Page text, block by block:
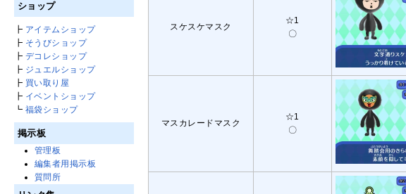
スケスケマスク
☆1
〇
マスカレードマスク
☆1
〇
ショップ
┣ アイテムショップ
┣ そうびショップ
┣ デコレショップ
┣ ジュエルショップ
┣ 買い取り屋
┣ イベントショップ
┗ 福袋ショップ
掲示板
管理板
編集者用掲示板
質問所